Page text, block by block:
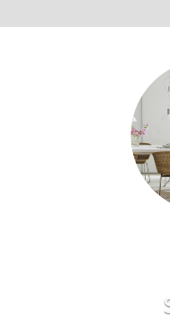
sondern auch